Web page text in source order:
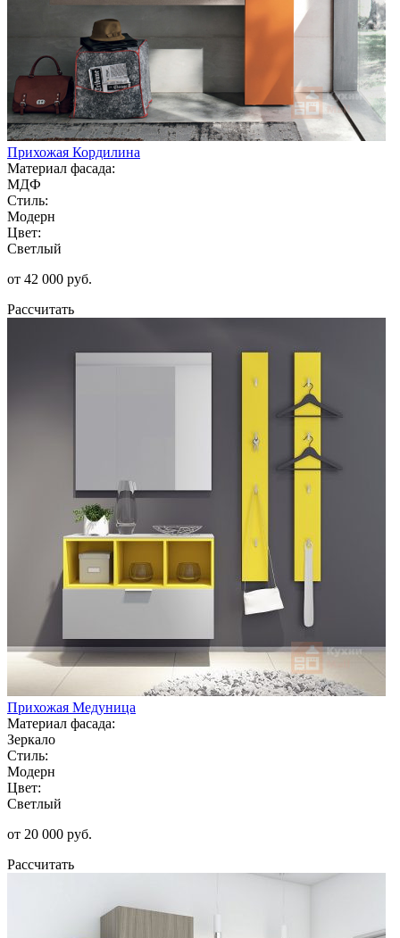
Прихожая Кордилина
Материал фасада:
МДФ
Стиль:
Модерн
Цвет:
Светлый
от 42 000 руб.
Рассчитать
Прихожая Медуница
Материал фасада:
Зеркало
Стиль:
Модерн
Цвет:
Светлый
от 20 000 руб.
Рассчитать